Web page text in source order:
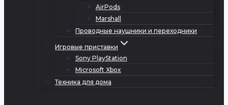
AirPods
Marshall
Проводные наушники и переходники
Игровые приставки
Sony PlayStation
Microsoft Xbox
Техника для дома